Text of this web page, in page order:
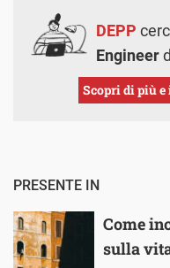
DEPP
Engineer
Scopri di più
PRESENTE IN
Come
sulla